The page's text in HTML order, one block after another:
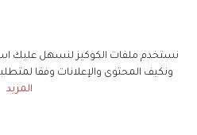
نستخدم ملفات الكوكيز لنسهل عليك
ونكيف المحتوى والإعلانات وفقا
المزيد